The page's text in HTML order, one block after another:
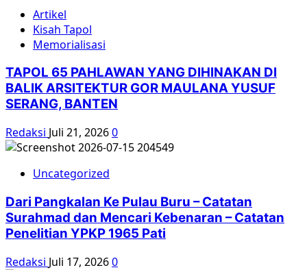
Artikel
Kisah Tapol
Memorialisasi
TAPOL 65 PAHLAWAN YANG DIHINAKAN DI
BALIK ARSITEKTUR GOR MAULANA YUSUF
SERANG, BANTEN
Redaksi Juli 21, 20260
Uncategorized
Dari Pangkalan Ke Pulau Buru – Catatan
Surahmad dan Mencari Kebenaran – Catatan
Penelitian YPKP 1965 Pati
Redaksi Juli 17, 20260